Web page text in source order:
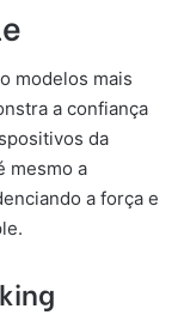
modelos mais
a confiança
da
mesmo a
a força e